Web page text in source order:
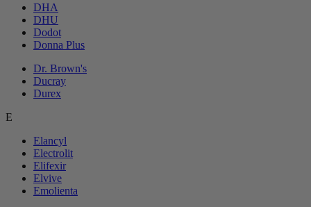
DHA
DHU
Dodot
Donna Plus
Dr. Brown's
Ducray
Durex
E
Elancyl
Electrolit
Elifexir
Elvive
Emolienta